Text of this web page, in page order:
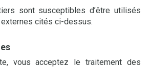
sont susceptibles d’être utilisés
cités ci-dessus.
vous acceptez le traitement des